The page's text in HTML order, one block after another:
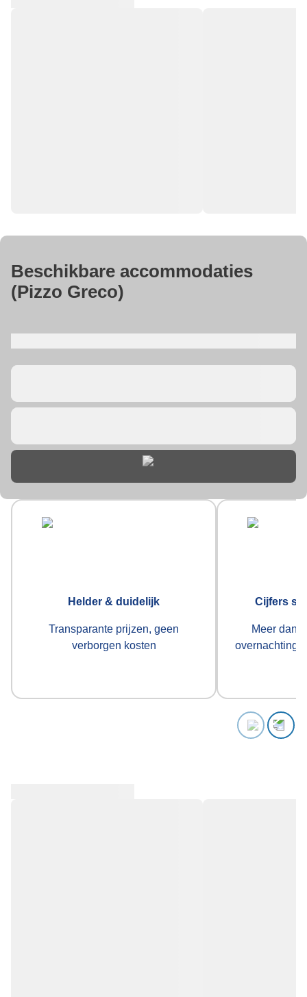
Beschikbare accommodaties
(Pizzo Greco)
Helder & duidelijk
Transparante prijzen, geen
verborgen kosten
Cijfers
Meer dan